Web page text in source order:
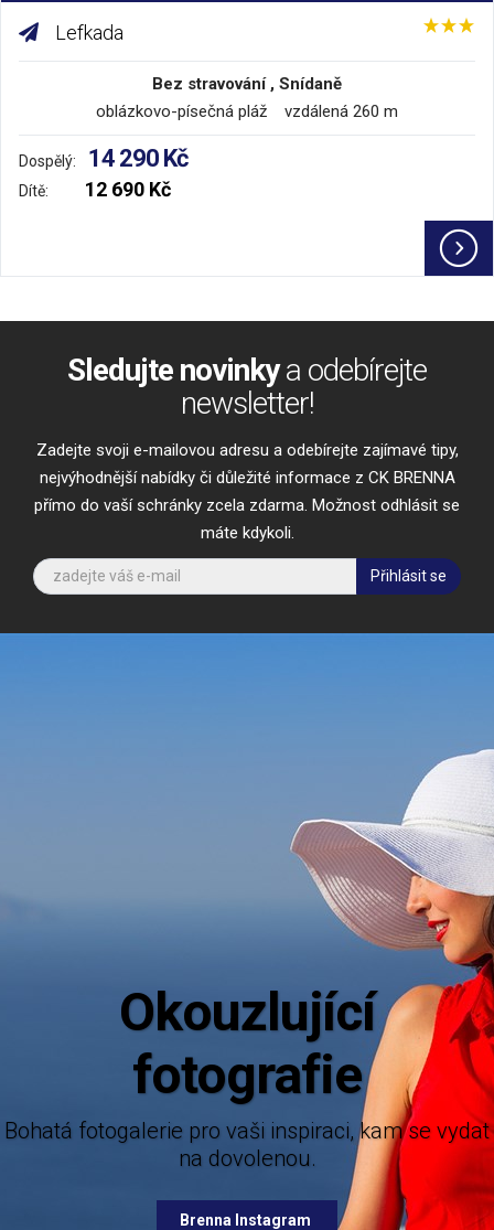
Lefkada
Bez stravování , Snídaně
oblázkovo-písečná pláž vzdálená 260 m
Dospělý: 14 290 Kč
Dítě: 12 690 Kč
Sledujte novinkya odebírejte
newsletter!
Zadejte svoji e-mailovou adresu a odebírejte zajímavé tipy,
nejvýhodnější nabídky či důležité informace z CK BRENNA
přímo do vaší schránky zcela zdarma. Možnost odhlásit se
máte kdykoli.
Přihlásit se
pro vaši inspiraci, kam se vydat
Brenna Instagram
Aktuální
Mějte dokonalý přehled o novinkách z
nabízených destinací.
Brenna Facebook